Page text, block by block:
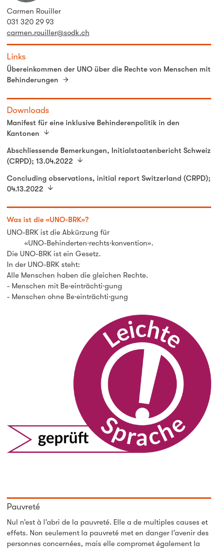
Carmen Rouiller
031 320 29 93
carmen.rouiller@sodk.ch
Links
Übereinkommen der UNO über die Rechte von Menschen mit
Behinderungen
Downloads
Manifest für eine inklusive Behinderenpolitik in den
Kantonen
Abschliessende Bemerkungen, Initialstaatenbericht Schweiz
(CRPD); 13.04.2022
Concluding observations, initial report Switzerland (CRPD);
04.13.2022
Was ist die «UNO-BRK»?
UNO-BRK ist die Abkürzung für
«UNO-Behinderten·rechts·konvention».
Die UNO-BRK ist ein Gesetz.
In der UNO-BRK steht:
Alle Menschen haben die gleichen Rechte.
- Menschen mit Be·einträchti·gung
- Menschen ohne Be·einträchti·gung
Pauvreté
Nul n’est à l’abri de la pauvreté. Elle a de multiples causes et
effets. Non seulement la pauvreté met en danger l’avenir des
personnes concernées, mais elle compromet également la